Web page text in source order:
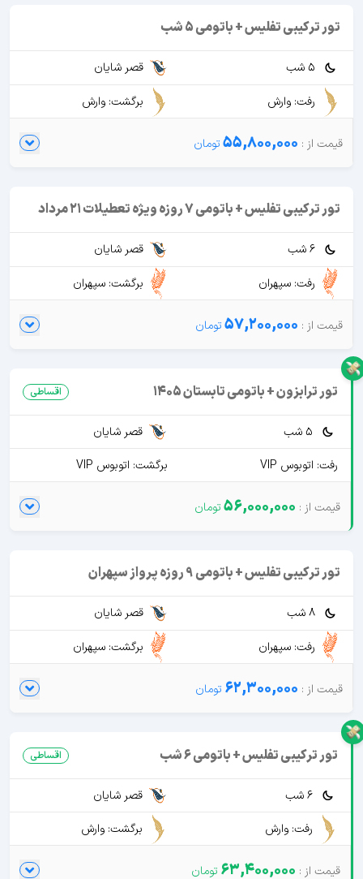
تور ترکیبی تفلیس + باتومی 5 شب
5 شب
قصر شایان
رفت: وارش
برگشت: وارش
55,800,000
تور ترکیبی تفلیس + باتومی 7 روزه ویژه تعطیلات 21 مرداد
6 شب
قصر شایان
رفت: سپهران
برگشت: سپهران
57,200,000
تور ترابزون + باتومی تابستان 1405 اقساطی
5 شب
قصر شایان
رفت: اتوبوس VIP
برگشت: اتوبوس VIP
56,000,000
تور ترکیبی تفلیس + باتومی 9 روزه پرواز سپهران
8 شب
قصر شایان
رفت: سپهران
برگشت: سپهران
62,300,000
تور ترکیبی تفلیس + باتومی 6 شب اقساطی
6 شب
قصر شایان
رفت: وارش
برگشت: وارش
63,400,000